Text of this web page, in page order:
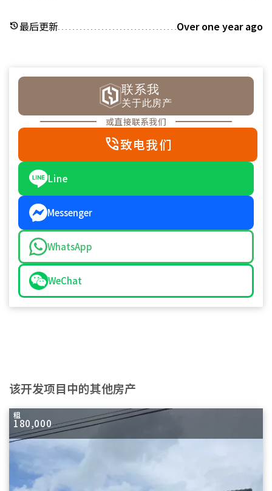
history最后更新 Over one year ago
联系我
关于此房产
或直接联系我们
phone_in_talk致电我们
Line
Messenger
WhatsApp
WeChat
该开发项目中的其他房产
租
180,000